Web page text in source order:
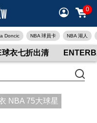
0
Doncic NBA 球員卡 NBA 湖人
球衣七折出清
NBA 75大球星